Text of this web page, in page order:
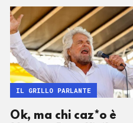
Ok, ma chi caz*o è
IL GRILLO PARLANTE